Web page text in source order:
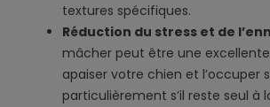
textures spécifiques.
Réduction du stress et de
mâcher peut être une
apaiser votre chien et l’occuper
particulièrement s’il reste seul à